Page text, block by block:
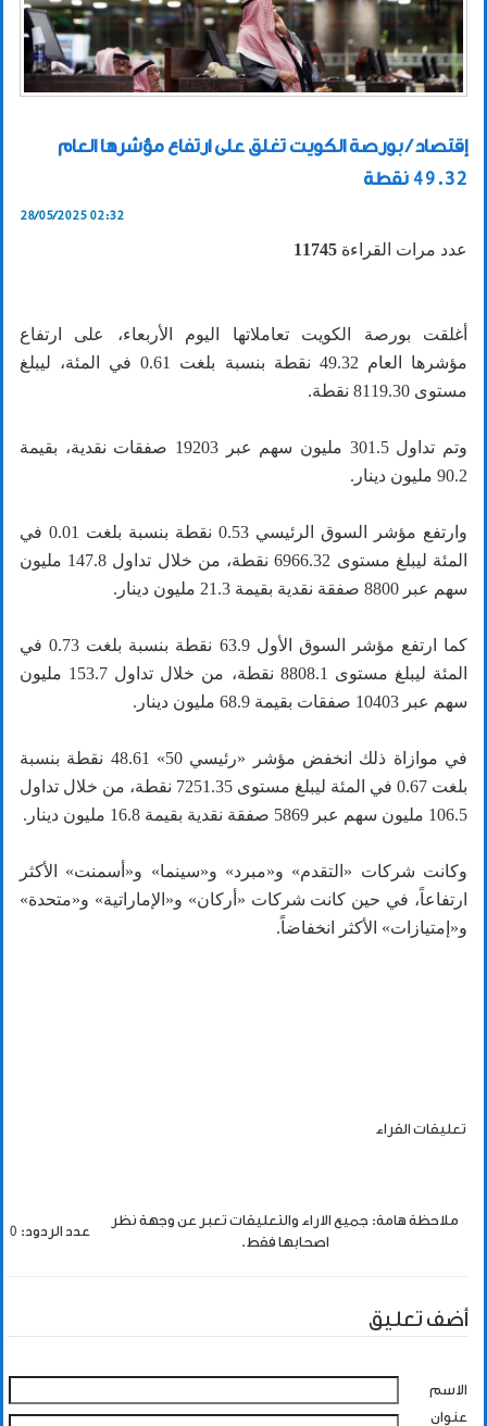
إقتصاد / بورصة الكويت تغلق على ارتفاع مؤشرها العام
49.32 نقطة
28/05/2025 02:32
عدد مرات القراءة 11745
أغلقت بورصة الكويت تعاملاتها اليوم الأربعاء، على ارتفاع
مؤشرها العام 49.32 نقطة بنسبة بلغت 0.61 في المئة، ليبلغ
مستوى 8119.30 نقطة.
وتم تداول 301.5 مليون سهم عبر 19203 صفقات نقدية، بقيمة
90.2 مليون دينار.
وارتفع مؤشر السوق الرئيسي 0.53 نقطة بنسبة بلغت 0.01 في
المئة ليبلغ مستوى 6966.32 نقطة، من خلال تداول 147.8 مليون
سهم عبر 8800 صفقة نقدية بقيمة 21.3 مليون دينار.
كما ارتفع مؤشر السوق الأول 63.9 نقطة بنسبة بلغت 0.73 في
المئة ليبلغ مستوى 8808.1 نقطة، من خلال تداول 153.7 مليون
سهم عبر 10403 صفقات بقيمة 68.9 مليون دينار.
في موازاة ذلك انخفض مؤشر «رئيسي 50» 48.61 نقطة بنسبة
بلغت 0.67 في المئة ليبلغ مستوى 7251.35 نقطة، من خلال تداول
106.5 مليون سهم عبر 5869 صفقة نقدية بقيمة 16.8 مليون دينار.
وكانت شركات «التقدم» و«مبرد» و«سينما» و«أسمنت» الأكثر
ارتفاعاً، في حين كانت شركات «أركان» و«الإماراتية» و«متحدة»
و«إمتيازات» الأكثر انخفاضاً.
تعليقات القراء
ملاحظة هامة: جميع الاراء والتعليقات تعبر عن وجهة نظر
اصحابها فقط.
عدد الردود: 0
أضف تعليق
الاسم
عنوان